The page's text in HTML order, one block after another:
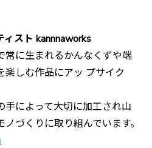
スト kannnaworks
常に生まれるかんなくずや端
楽しむ作品にアッ プサイク
手によって大切に加工され山
づくりに取り組んでいます。